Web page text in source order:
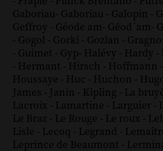
Gaboriau- Gaboriau - Galopin -
Geffroy - Géode am- Géod´am-
- Gogol - Gorki - Gozlan -
- Guimet - Gyp- Halévy - Hardy -
- Hermant - Hirsch - Hoffmann -
Houssaye - Huc - Huchon -
James - Janin - Kipling - La
Lacroix - Lamartine - Larguier -
Le Braz - Le Rouge - Le roux -
Lisle - Lecoq - Legrand -
Leprince de Beaumont -